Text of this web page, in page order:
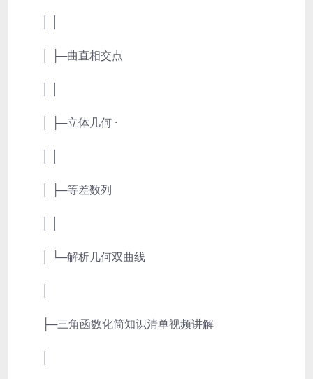
│ ├─曲直相交点
│ ├─立体几何 ·
│ ├─等差数列
│ └─解析几何双曲线
├─三角函数化简知识清单视频讲解